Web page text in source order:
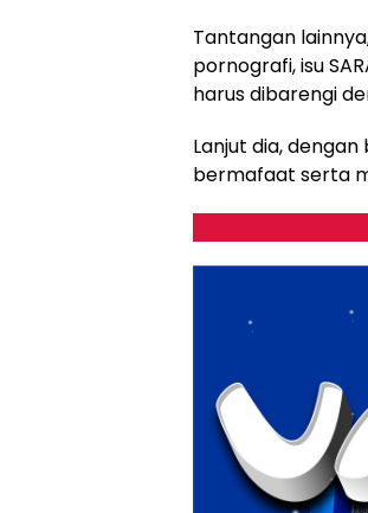
Tantangan
pornografi, isu
harus dibarengi
Lanjut dia,
bermafaat serta